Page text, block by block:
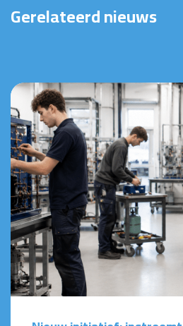
Gerelateerd nieuws